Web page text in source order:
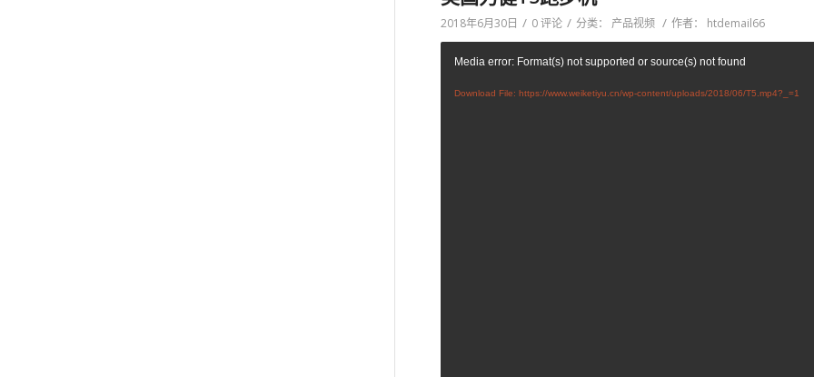
2018年6月30日 / 0 评论 / 分类： 产品视频 / 作者： htdemail66
Media error: Format(s) not supported or source(s) not found
Download File: https://www.weiketiyu.cn/wp-content/uploads/2018/06/T5.mp4?_=1